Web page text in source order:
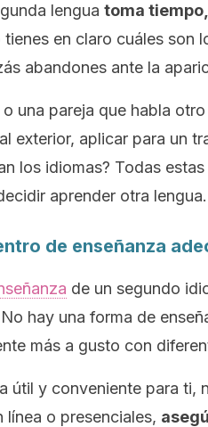
lengua toma
tienes en claro cuáles son
abandones ante la
o una pareja que habla
exterior, aplicar para un
los idiomas? Todas
aprender otra lengua.
de enseñanza
de un segundo
hay una forma de
más a gusto con
útil y conveniente para ti,
línea o presenciales,